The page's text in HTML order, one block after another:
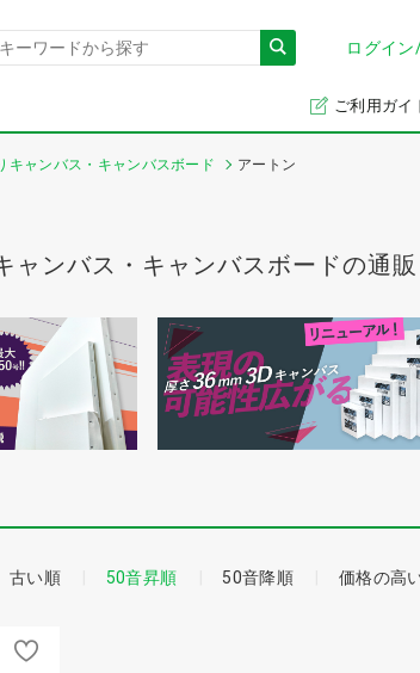
ログイ
ご利用ガイ
キャンバス・キャンバスボード アートン
ャンバス・キャンバスボードの通販
古い順 50音昇順 50音降順 価格の高